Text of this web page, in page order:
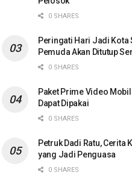
0 SHARES
Peringati Hari Jadi Kota
Pemuda Akan Ditutup
0 SHARES
Paket Prime Video
Dapat Dipakai
0 SHARES
Petruk Dadi Ratu, Cerita
yang Jadi Penguasa
0 SHARES